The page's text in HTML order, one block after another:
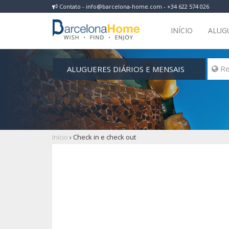
Contato - info@barcelona-home.com - +34 622 574 026
INÍCIO
ALUGUERES DIÁRIOS E MENSAIS 
Início › Check in e check out